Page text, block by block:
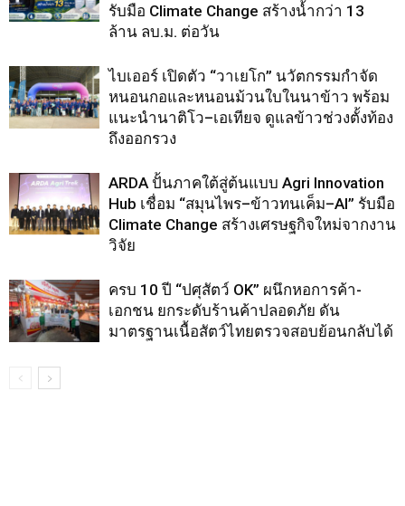
รับมือ Climate Change สร้างน้ำกว่า 13
ล้าน ลบ.ม. ต่อวัน
ไบเออร์ เปิดตัว “วาเยโก” นวัตกรรมกำจัด
หนอนกอและหนอนม้วนใบในนาข้าว พร้อม
แนะนำนาติโว–เอเทียจ ดูแลข้าวช่วงตั้งท้อง
ถึงออกรวง
ARDA ปั้นภาคใต้สู่ต้นแบบ Agri Innovation
Hub เชื่อม “สมุนไพร–ข้าวทนเค็ม–AI” รับมือ
Climate Change สร้างเศรษฐกิจใหม่จากงาน
วิจัย
ครบ 10 ปี “ปศุสัตว์ OK” ผนึกหอการค้า-
เอกชน ยกระดับร้านค้าปลอดภัย ดัน
มาตรฐานเนื้อสัตว์ไทยตรวจสอบย้อนกลับได้